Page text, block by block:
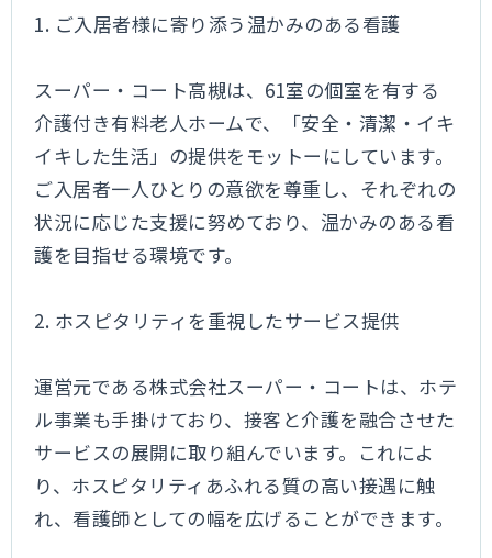
1. ご入居者様に寄り添う温かみのある看護
スーパー・コート高槻は、61室の個室を有する
介護付き有料老人ホームで、「安全・清潔・イキ
イキした生活」の提供をモットーにしています。
ご入居者一人ひとりの意欲を尊重し、それぞれの
状況に応じた支援に努めており、温かみのある看
護を目指せる環境です。
2. ホスピタリティを重視したサービス提供
運営元である株式会社スーパー・コートは、ホテ
ル事業も手掛けており、接客と介護を融合させた
サービスの展開に取り組んでいます。これによ
り、ホスピタリティあふれる質の高い接遇に触
れ、看護師としての幅を広げることができます。